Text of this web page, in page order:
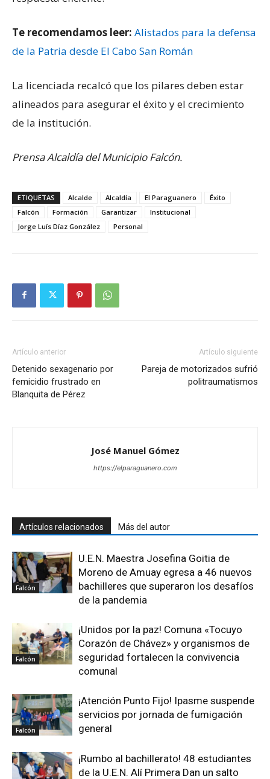
Te recomendamos leer: Alistados para la defensa
de la Patria desde El Cabo San Román
La licenciada recalcó que los pilares deben estar
alineados para asegurar el éxito y el crecimiento
de la institución.
Prensa Alcaldía del Municipio Falcón.
ETIQUETAS Alcalde Alcaldía El Paraguanero
Éxito
Falcón
Formación Garantizar
Institucional
Jorge Luís Díaz González
Personal
Artículo anterior
Detenido sexagenario por
femicidio frustrado en
Blanquita de Pérez
Artículo siguiente
Pareja de motorizados sufrió
politraumatismos
José Manuel Gómez
https://elparaguanero.com
Artículos relacionados Más del autor
Falcón
U.E.N. Maestra Josefina Goitia de
Moreno de Amuay egresa a 46 nuevos
bachilleres que superaron los desafíos
de la pandemia
Falcón
¡Unidos por la paz! Comuna «Tocuyo
Corazón de Chávez» y organismos de
seguridad fortalecen la convivencia
comunal
Falcón
¡Atención Punto Fijo! Ipasme suspende
servicios por jornada de fumigación
general
¡Rumbo al bachillerato! 48 estudiantes
de la U.E.N. Alí Primera Dan un salto